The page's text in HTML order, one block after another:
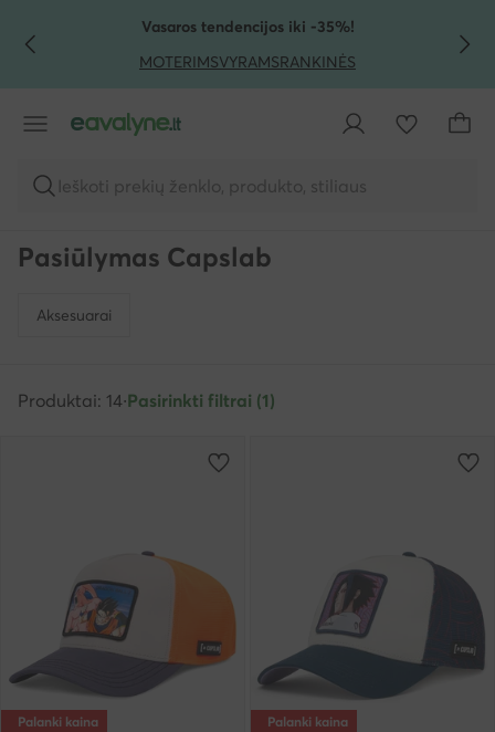
PEREITI PRIE PAGRINDINIO TURINIO
PEREITI Į PAIEŠKĄVasaros tendencijos iki -35%!
MOTERIMSVYRAMSRANKINĖS
Ieškoti prekių ženklo, produkto, stiliaus
Pasiūlymas Capslab
Aksesuarai
Produktai: 14·Pasirinkti filtrai (1)
Palanki kaina Palanki kaina